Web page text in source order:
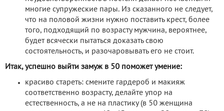
многие супружеские пары. Из сказанного не следует,
что на половой жизни нужно поставить крест, более
того, подходящий по возрасту мужчина, вероятнее,
будет всячески пытаться доказать свою
состоятельность, и разочаровывать его не стоит.
Итак, успешно выйти замуж в 50 поможет умение:
красиво стареть: смените гардероб и макияж
соответственно возрасту, делайте упор на
естественность, а не на пластику (в 50 женщина